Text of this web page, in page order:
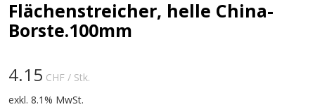
Flächenstreicher, helle China-
Borste.100mm
4.15 CHF / Stk.
exkl. 8.1% MwSt.